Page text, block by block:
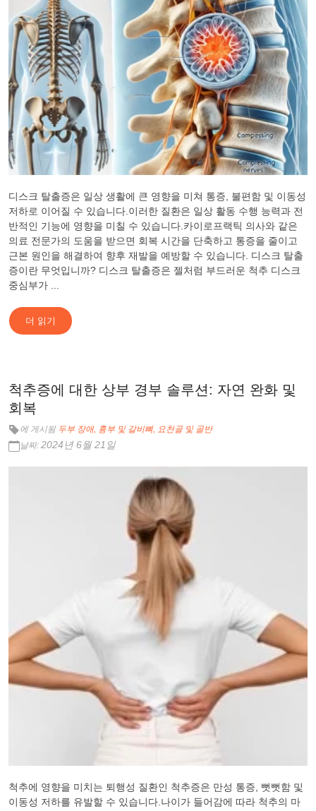
디스크 탈출증은 일상 생활에 큰 영향을 미쳐 통증, 불편함 및 이동성
저하로 이어질 수 있습니다.이러한 질환은 일상 활동 수행 능력과 전
반적인 기능에 영향을 미칠 수 있습니다.카이로프랙틱 의사와 같은
의료 전문가의 도움을 받으면 회복 시간을 단축하고 통증을 줄이고
근본 원인을 해결하여 향후 재발을 예방할 수 있습니다. 디스크 탈출
증이란 무엇입니까? 디스크 탈출증은 젤처럼 부드러운 척추 디스크
중심부가 ...
더 읽기
척추증에 대한 상부 경부 솔루션: 자연 완화 및
회복
에 게시됨 두부 장애 흉부 및 갈비뼈 요천골 및 골반
날짜: 2024년 6월 21일
척추에 영향을 미치는 퇴행성 질환인 척추증은 만성 통증, 뻣뻣함 및
이동성 저하를 유발할 수 있습니다.나이가 들어감에 따라 척추의 마